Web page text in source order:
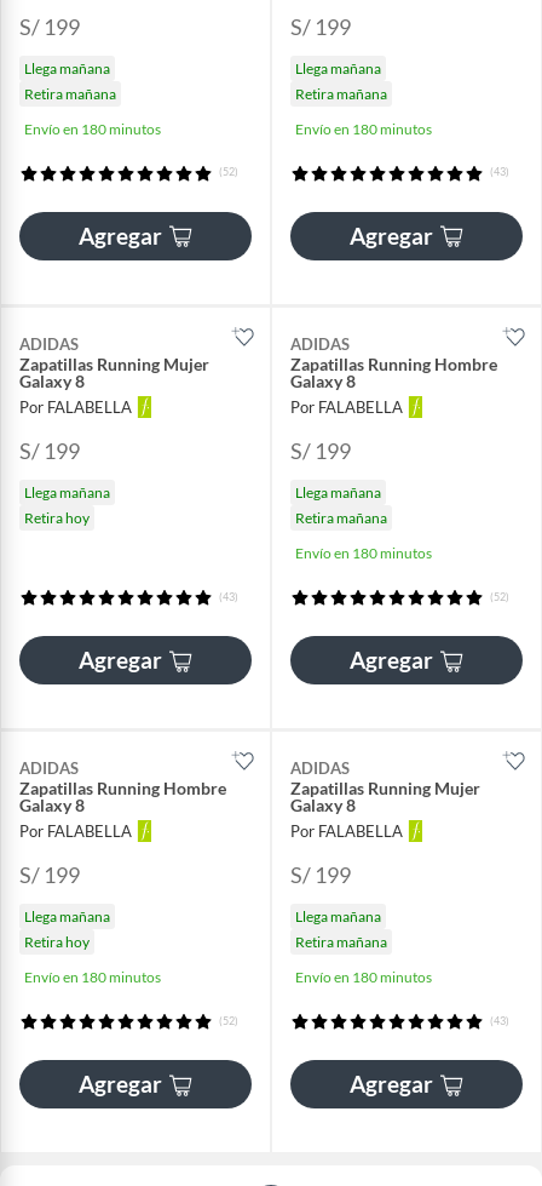
S/ 199
Llega mañana
Retira mañana
Envío en 180 minutos
(52)
Agregar
S/ 199
Llega mañana
Retira mañana
Envío en 180 minutos
(43)
Agregar
ADIDAS
Zapatillas Running Mujer
Galaxy 8
Por FALABELLA
S/ 199
Llega mañana
Retira hoy
(43)
Agregar
ADIDAS
Zapatillas Running Hombre
Galaxy 8
Por FALABELLA
S/ 199
Llega mañana
Retira mañana
Envío en 180 minutos
(52)
Agregar
ADIDAS
Zapatillas Running Hombre
Galaxy 8
Por FALABELLA
S/ 199
Llega mañana
Retira hoy
Envío en 180 minutos
(52)
Agregar
ADIDAS
Zapatillas Running Mujer
Galaxy 8
Por FALABELLA
S/ 199
Llega mañana
Retira mañana
Envío en 180 minutos
(43)
Agregar